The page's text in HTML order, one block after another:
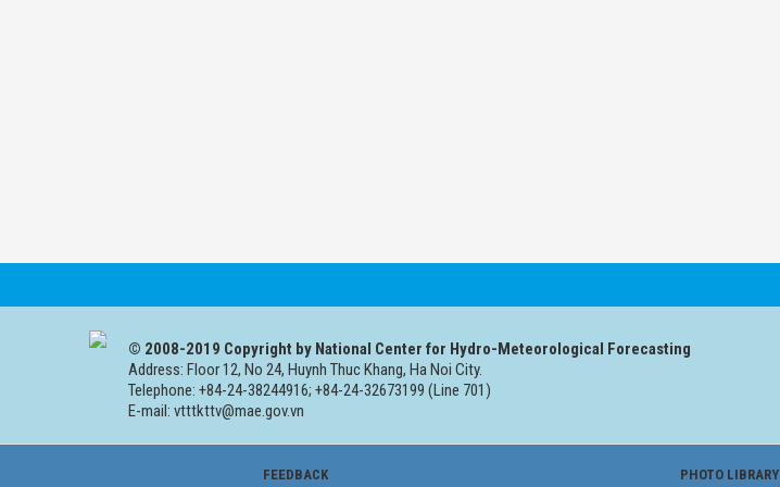
© 2008-2019 Copyright by National Center for Hydro-Meteorological Forecasting
Address: Floor 12, No 24, Huynh Thuc Khang, Ha Noi City.
Telephone: +84-24-38244916; +84-24-32673199 (Line 701)
E-mail: vtttkttv@mae.gov.vn
FEEDBACK PHOTO LIBRARY